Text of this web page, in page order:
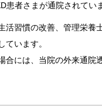
患者さまが通院されてい
活習慣の改善、管理栄
ています。
合には、当院の外来通院